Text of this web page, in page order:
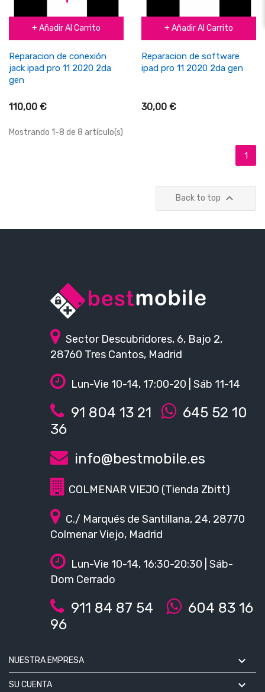
+ Añadir Al Carrito
Reparacion de conexión
jack ipad pro 11 2020 2da
gen
110,00 €
+ Añadir Al Carrito
Reparacion de software
ipad pro 11 2020 2da gen
30,00 €
Mostrando 1-8 de 8 artículo(s)
1
Back to top 
Sector Descubridores, 6, Bajo 2,
28760 Tres Cantos, Madrid
Lun-Vie 10-14, 17:00-20 | Sáb 11-14
91 804 13 21
645 52 10
36
info@bestmobile.es
COLMENAR VIEJO (Tienda Zbitt)
C./ Marqués de Santillana, 24, 28770
Colmenar Viejo, Madrid
Lun-Vie 10-14, 16:30-20:30 | Sáb-
Dom Cerrado
911 84 87 54
604 83 16
96
NUESTRA EMPRESA 
SU CUENTA 